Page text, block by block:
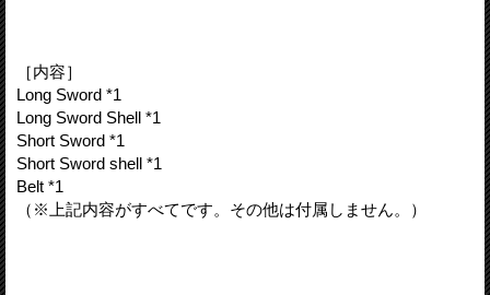
［内容］
Long Sword *1
Long Sword Shell *1
Short Sword *1
Short Sword shell *1
Belt *1
（※上記内容がすべてです。その他は付属しません。）